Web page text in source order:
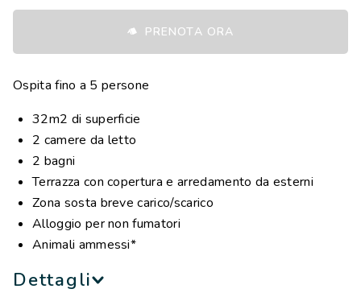
*in presenza di animali domestici, il costo della pulizia
NB: le immagini hanno scopo puramente illustrativo
PRENOTA ORA
Ospita fino a 5 persone
32m2 di superficie
2 camere da letto
2 bagni
Terrazza con copertura e arredamento da esterni
Zona sosta breve carico/scarico
Alloggio per non fumatori
Animali ammessi*
Dettagli